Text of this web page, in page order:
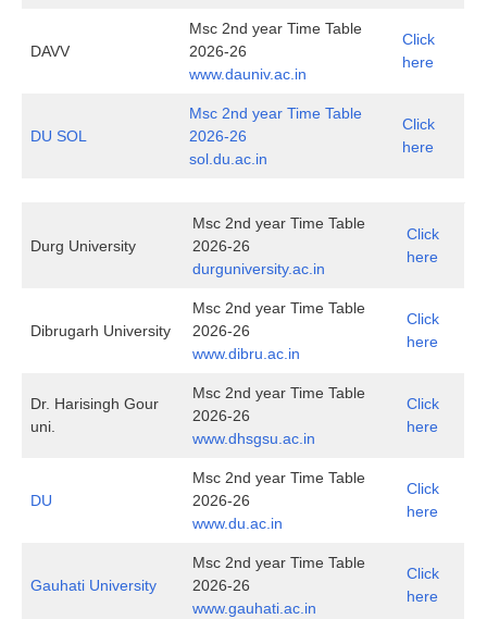
DAVV
Msc 2nd year Time Table
2026-26
www.dauniv.ac.in
Click
here
DU SOL
Msc 2nd year Time Table
2026-26
sol.du.ac.in
Click
here
Durg University
Msc 2nd year Time Table
2026-26
durguniversity.ac.in
Click
here
Dibrugarh University
Msc 2nd year Time Table
2026-26
www.dibru.ac.in
Click
here
Dr. Harisingh Gour
uni.
Msc 2nd year Time Table
2026-26
www.dhsgsu.ac.in
Click
here
DU
Msc 2nd year Time Table
2026-26
www.du.ac.in
Click
here
Gauhati University
Msc 2nd year Time Table
2026-26
www.gauhati.ac.in
Click
here